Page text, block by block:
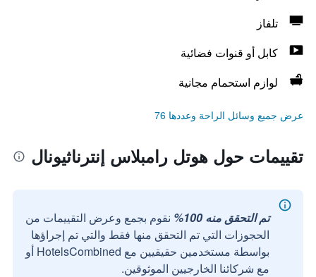
تلفاز
كابل أو قنوات فضائية
لوازم استحمام مجانية
عرض جميع وسائل الراحة وعددها 76
تقييمات حول هوتل رامبلاس إنترناثيونال
تم التحقق منه 100%
نقوم بجمع وعرض التقييمات من
الحجوزات التي تم التحقق منها فقط والتي تم إجراؤها
بواسطة مستخدمين حقيقيين مع HotelsCombined أو
مع شركائنا الخارجيين الموثوقين.